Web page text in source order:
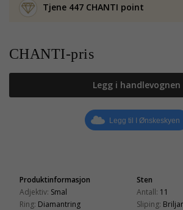
Tjene 447 CHANTI point
CHANTI-pris
Legg i handlevognen
Legg til I Ønskeskyen
Produktinformasjon
Adjektiv: Smal
Ring: Diamantring
Sten
Antall: 11
Sliping: